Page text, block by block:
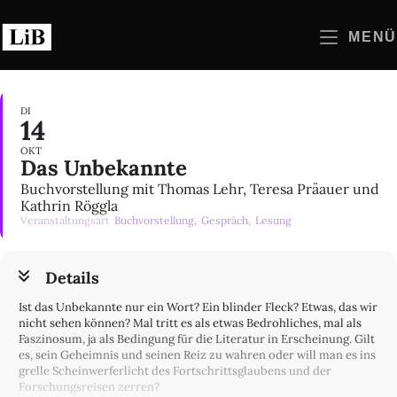
Inhalt
springen
MENÜ
DI
14
OKT
Das Unbekannte
Buchvorstellung mit Thomas Lehr, Teresa Präauer und
Kathrin Röggla
Veranstaltungsart Buchvorstellung, Gespräch, Lesung
Details
Ist das Unbekannte nur ein Wort? Ein blinder Fleck? Etwas, das wir
nicht sehen können? Mal tritt es als etwas Bedrohliches, mal als
Faszinosum, ja als Bedingung für die Literatur in Erscheinung. Gilt
es, sein Geheimnis und seinen Reiz zu wahren oder will man es ins
grelle Scheinwerferlicht des Fortschrittsglaubens und der
Forschungsreisen zerren?